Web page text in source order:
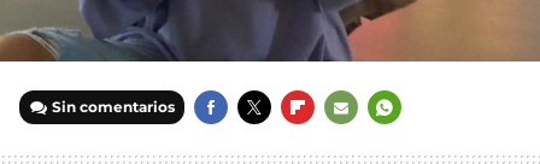
Sin comentarios